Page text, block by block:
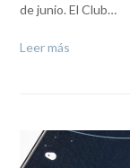
de junio. El Club…
Leer más